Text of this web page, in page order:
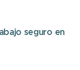
seguro en